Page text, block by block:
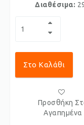
Διαθέσιμα:
Στο Καλάθι
Προσθήκη
Αγαπημένα